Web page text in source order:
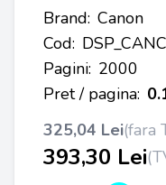
Brand: Canon
Cod:
Pagini: 2000
Pret / pagina:
325,04 Lei(fara
393,30 Lei